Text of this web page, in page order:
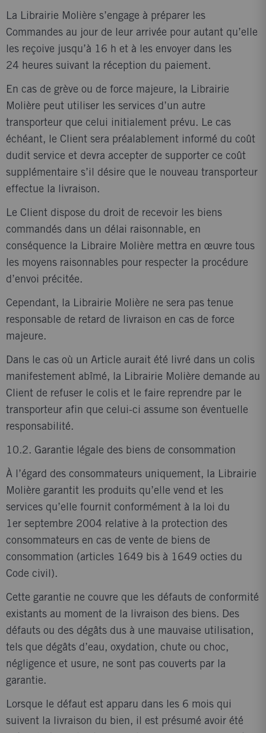
La Librairie Molière s’engage à préparer les
Commandes au jour de leur arrivée pour autant qu’elle
les reçoive jusqu’à 16 h et à les envoyer dans les
24 heures suivant la réception du paiement.
En cas de grève ou de force majeure, la Librairie
Molière peut utiliser les services d’un autre
transporteur que celui initialement prévu. Le cas
échéant, le Client sera préalablement informé du coût
dudit service et devra accepter de supporter ce coût
supplémentaire s’il désire que le nouveau transporteur
effectue la livraison.
Le Client dispose du droit de recevoir les biens
commandés dans un délai raisonnable, en
conséquence la Libraire Molière mettra en œuvre tous
les moyens raisonnables pour respecter la procédure
d’envoi précitée.
Cependant, la Librairie Molière ne sera pas tenue
responsable de retard de livraison en cas de force
majeure.
Dans le cas où un Article aurait été livré dans un colis
manifestement abîmé, la Librairie Molière demande au
Client de refuser le colis et le faire reprendre par le
transporteur afin que celui-ci assume son éventuelle
responsabilité.
10.2. Garantie légale des biens de consommation
À l’égard des consommateurs uniquement, la Librairie
Molière garantit les produits qu’elle vend et les
services qu’elle fournit conformément à la loi du
1er septembre 2004 relative à la protection des
consommateurs en cas de vente de biens de
consommation (articles 1649 bis à 1649 octies du
Code civil).
Cette garantie ne couvre que les défauts de conformité
existants au moment de la livraison des biens. Des
défauts ou des dégâts dus à une mauvaise utilisation,
tels que dégâts d’eau, oxydation, chute ou choc,
négligence et usure, ne sont pas couverts par la
garantie.
Lorsque le défaut est apparu dans les 6 mois qui
suivent la livraison du bien, il est présumé avoir été